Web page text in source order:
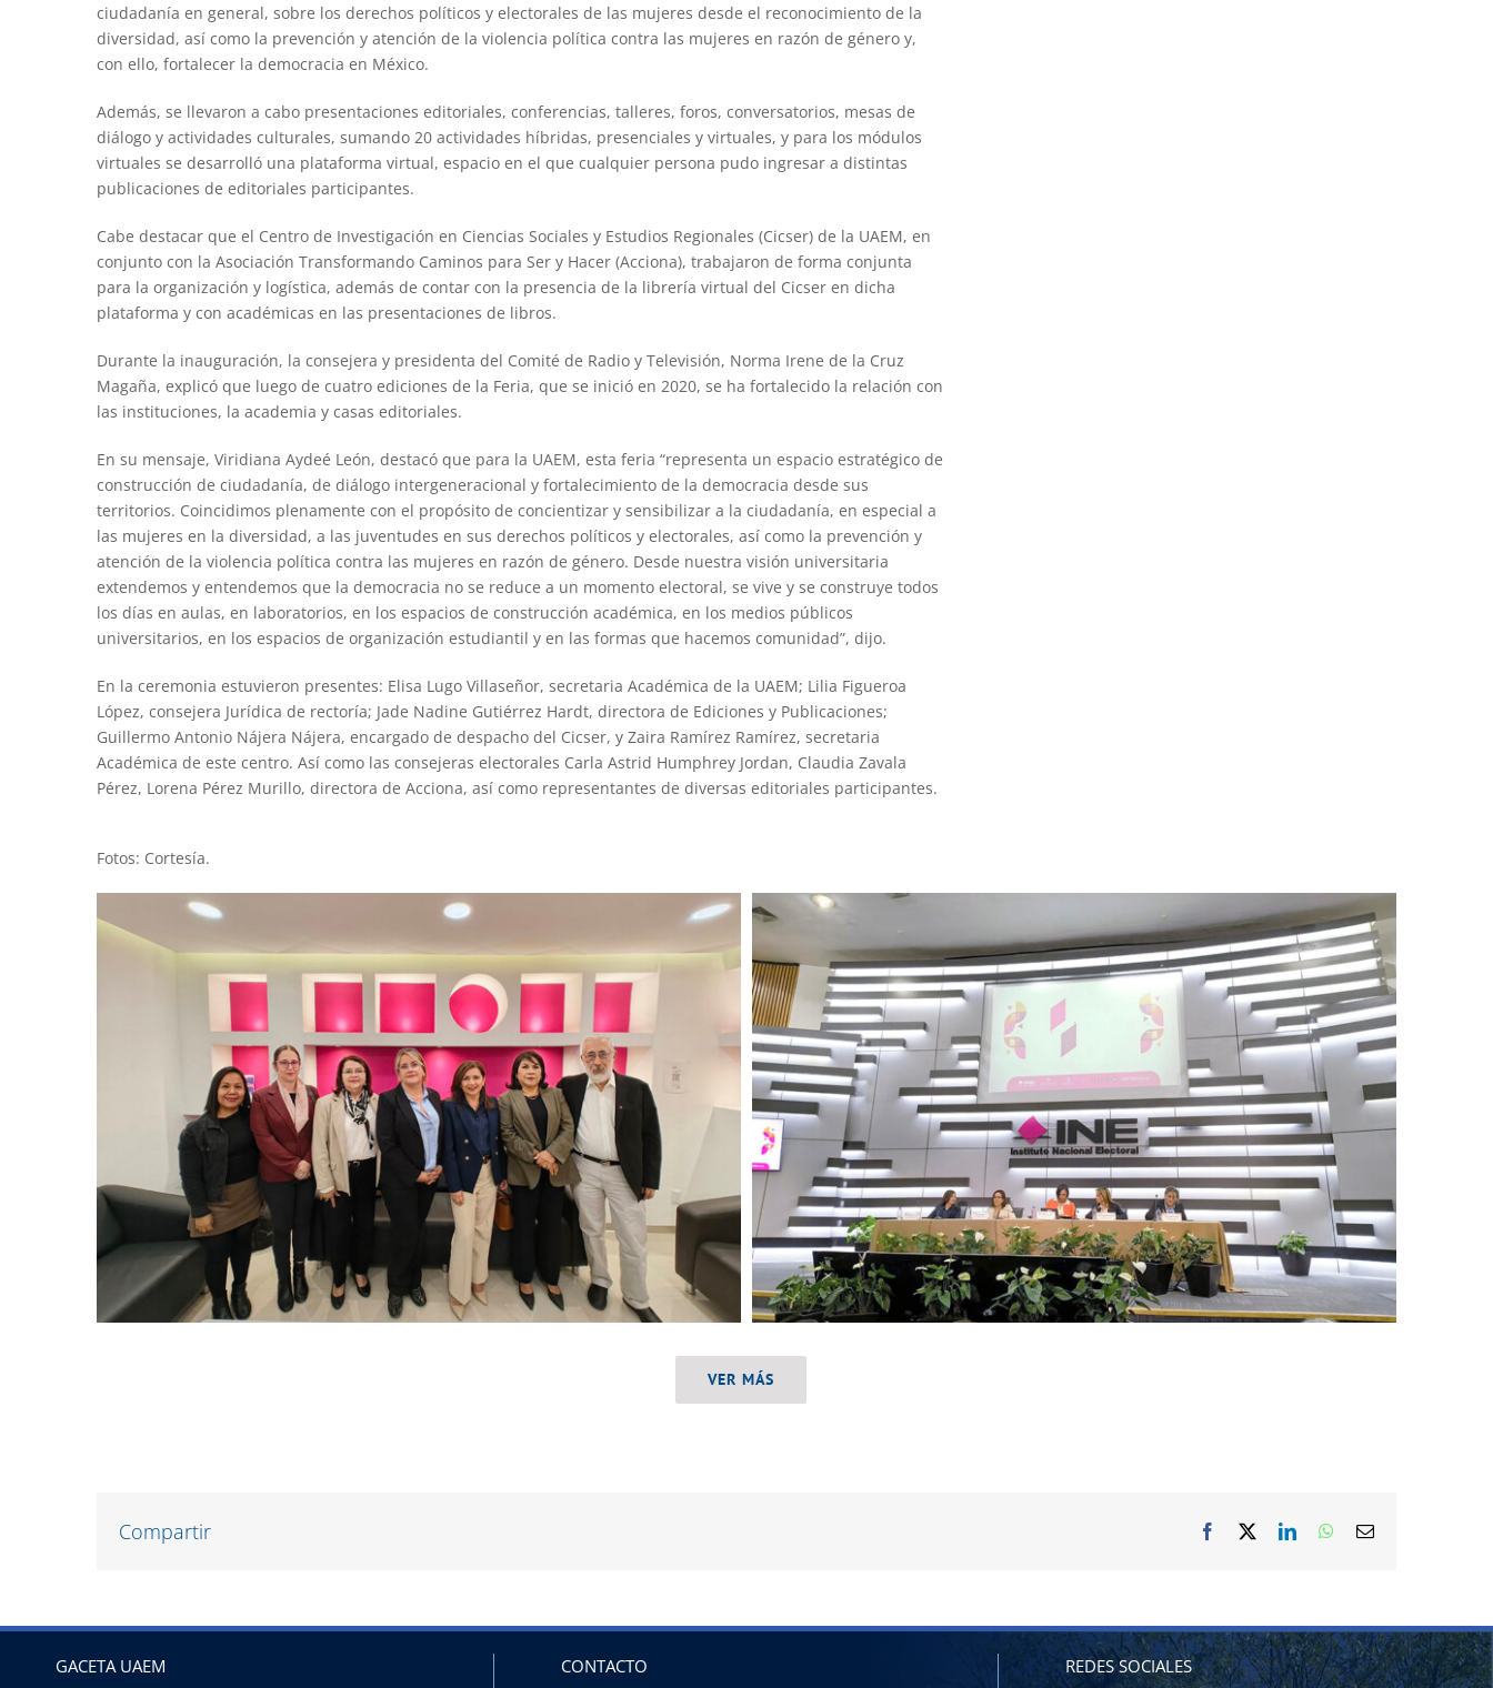
ciudadanía en general, sobre los derechos políticos y electorales de las mujeres desde el reconocimiento de la
diversidad, así como la prevención y atención de la violencia política contra las mujeres en razón de género y,
con ello, fortalecer la democracia en México.
Además, se llevaron a cabo presentaciones editoriales, conferencias, talleres, foros, conversatorios, mesas de
diálogo y actividades culturales, sumando 20 actividades híbridas, presenciales y virtuales, y para los módulos
virtuales se desarrolló una plataforma virtual, espacio en el que cualquier persona pudo ingresar a distintas
publicaciones de editoriales participantes.
Cabe destacar que el Centro de Investigación en Ciencias Sociales y Estudios Regionales (Cicser) de la UAEM, en
conjunto con la Asociación Transformando Caminos para Ser y Hacer (Acciona), trabajaron de forma conjunta
para la organización y logística, además de contar con la presencia de la librería virtual del Cicser en dicha
plataforma y con académicas en las presentaciones de libros.
Durante la inauguración, la consejera y presidenta del Comité de Radio y Televisión, Norma Irene de la Cruz
Magaña, explicó que luego de cuatro ediciones de la Feria, que se inició en 2020, se ha fortalecido la relación con
las instituciones, la academia y casas editoriales.
En su mensaje, Viridiana Aydeé León, destacó que para la UAEM, esta feria “representa un espacio estratégico de
construcción de ciudadanía, de diálogo intergeneracional y fortalecimiento de la democracia desde sus
territorios. Coincidimos plenamente con el propósito de concientizar y sensibilizar a la ciudadanía, en especial a
las mujeres en la diversidad, a las juventudes en sus derechos políticos y electorales, así como la prevención y
atención de la violencia política contra las mujeres en razón de género. Desde nuestra visión universitaria
extendemos y entendemos que la democracia no se reduce a un momento electoral, se vive y se construye todos
los días en aulas, en laboratorios, en los espacios de construcción académica, en los medios públicos
universitarios, en los espacios de organización estudiantil y en las formas que hacemos comunidad”, dijo.
En la ceremonia estuvieron presentes: Elisa Lugo Villaseñor, secretaria Académica de la UAEM; Lilia Figueroa
López, consejera Jurídica de rectoría; Jade Nadine Gutiérrez Hardt, directora de Ediciones y Publicaciones;
Guillermo Antonio Nájera Nájera, encargado de despacho del Cicser, y Zaira Ramírez Ramírez, secretaria
Académica de este centro. Así como las consejeras electorales Carla Astrid Humphrey Jordan, Claudia Zavala
Pérez, Lorena Pérez Murillo, directora de Acciona, así como representantes de diversas editoriales participantes.
Fotos: Cortesía.
VER MÁS
Compartir Facebook LinkedInWhatsApp
Correo
GACETA UAEM CONTACTO REDES SOCIALES